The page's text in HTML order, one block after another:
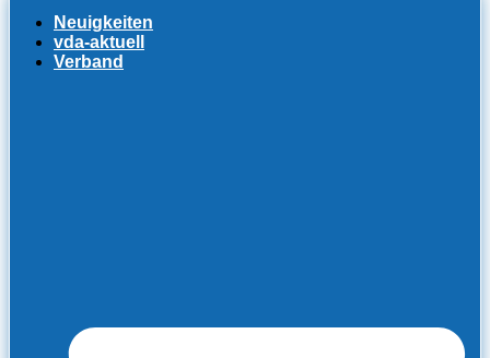
Neuigkeiten
vda-aktuell
Verband